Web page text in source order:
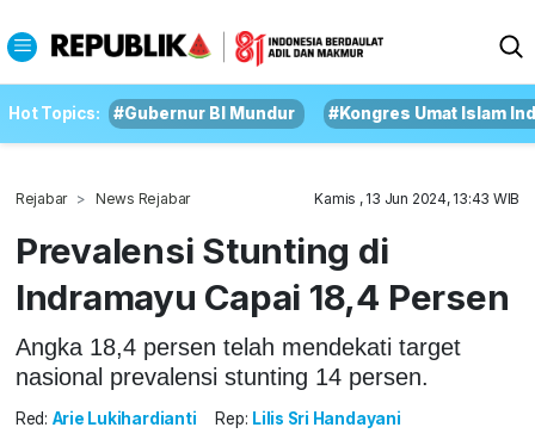
Hot Topics: #Gubernur BI Mundur #Kongres Umat Islam
Rejabar News Rejabar Kamis , 13 Jun 2024, 13:43 WIB
Prevalensi Stunting di
Indramayu Capai 18,4 Persen
Angka 18,4 persen telah mendekati target
nasional prevalensi stunting 14 persen.
Red: Arie Lukihardianti Rep: Lilis Sri Handayani